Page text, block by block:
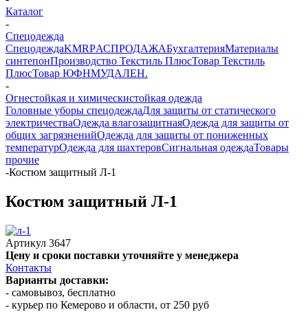
Каталог
-
Спецодежда
СпецодеждаKMRPАСПРОДАЖАБухгалтерияМатериалы
синтепонПроизводство Текстиль ПлюсТовар Текстиль
ПлюсТовар ЮФНМУДАЛЕН.
-
Огнестойкая и химическистойкая одежда
Головные уборы спецодеждаДля защиты от статического
электричестваОдежда влагозащитнаяОдежда для защиты от
общих загрязненийОдежда для защиты от пониженных
температурОдежда для шахтеровСигнальная одеждаТовары
прочие
-Костюм защитный Л-1
Костюм защитный Л-1
Артикул 3647
Цену и сроки поставки уточняйте у менеджера
Контакты
Варианты доставки:
- самовывоз, бесплатно
- курьер по Кемерово и области, от 250 руб